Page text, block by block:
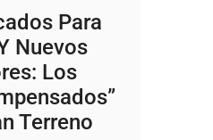
Para
Nuevos
Los
Terreno